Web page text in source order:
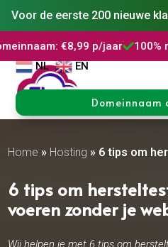
Voor de eerste 200 nieuwe
€8,99 p/jaar100% risicovrij
NL
EN
Domeinnaam
Home » Hosting » 6 tips om
6 tips om
voeren zonder je
Wij helpen je met 6 tips om